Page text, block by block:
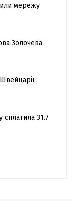
мережу
Золочева
сплатила 31.7